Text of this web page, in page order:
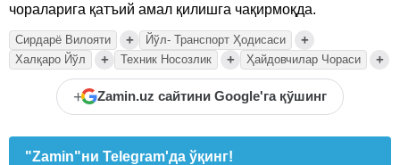
чораларига қатъий амал қилишга чақирмоқда.
Сирдарё Вилояти + Йўл- Транспорт Ҳодисаси +
Халқаро Йўл + Техник Носозлик + Ҳайдовчилар Чораси +
+ Zamin.uz сайтини Google'га қўшинг
"Zamin"ни Telegram'да ўқинг!